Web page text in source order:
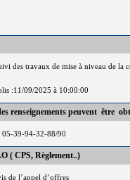
des travaux de mise à niveau de
:11/09/2025 à 10:00:00
renseignements peuvent être
39-94-32-88/90
( CPS, Règlement..)
de l’appel d’offres